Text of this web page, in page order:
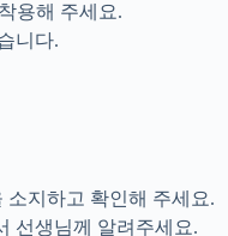
용해 주세요.
니다.
지하고 확인해 주세요.
선생님께 알려주세요.